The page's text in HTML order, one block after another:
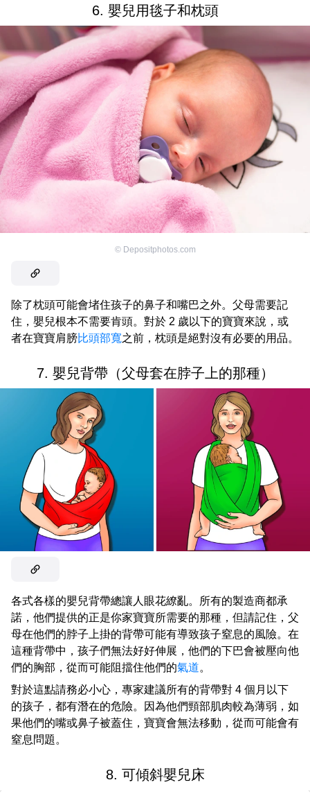
6. 嬰兒用毯子和枕頭
© Depositphotos.com
除了枕頭可能會堵住孩子的鼻子和嘴巴之外。父母需要記
住，嬰兒根本不需要肯頭。對於 2 歲以下的寶寶來說，或
者在寶寶肩膀比頭部寬之前，枕頭是絕對沒有必要的用品。
7. 嬰兒背帶（父母套在脖子上的那種）
各式各樣的嬰兒背帶總讓人眼花繚亂。所有的製造商都承
諾，他們提供的正是你家寶寶所需要的那種，但請記住，父
母在他們的脖子上掛的背帶可能有導致孩子窒息的風險。在
這種背帶中，孩子們無法好好伸展，他們的下巴會被壓向他
們的胸部，從而可能阻擋住他們的氣道。
對於這點請務必小心，專家建議所有的背帶對 4 個月以下
的孩子，都有潛在的危險。因為他們頸部肌肉較為薄弱，如
果他們的嘴或鼻子被蓋住，寶寶會無法移動，從而可能會有
窒息問題。
8. 可傾斜嬰兒床